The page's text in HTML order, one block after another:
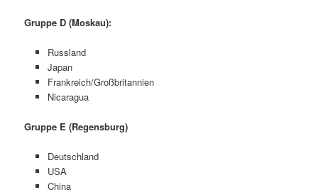
Gruppe D (Moskau):
Russland
Japan
Frankreich/Großbritannien
Nicaragua
Gruppe E (Regensburg)
Deutschland
USA
China